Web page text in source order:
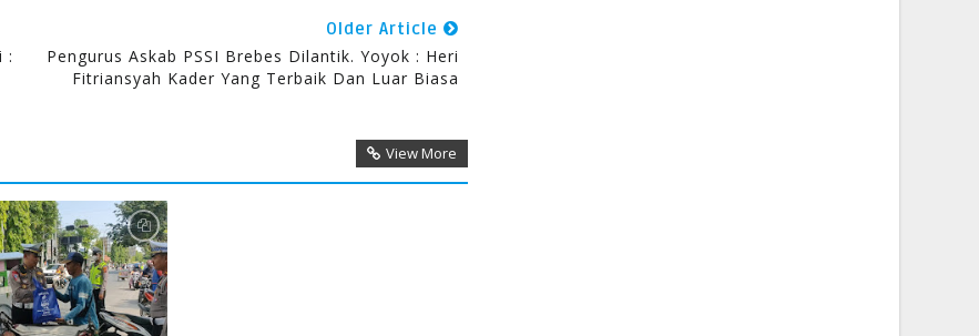
:
Older Article
Pengurus Askab PSSI Brebes Dilantik. Yoyok : Heri
Fitriansyah Kader Yang Terbaik Dan Luar Biasa
View More